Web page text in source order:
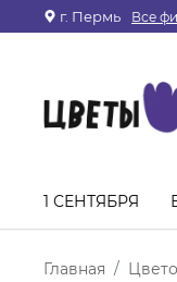
г. Пермь Все
1 СЕНТЯБРЯ
Главная